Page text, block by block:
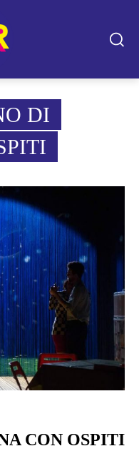
DI
CON OSPITI